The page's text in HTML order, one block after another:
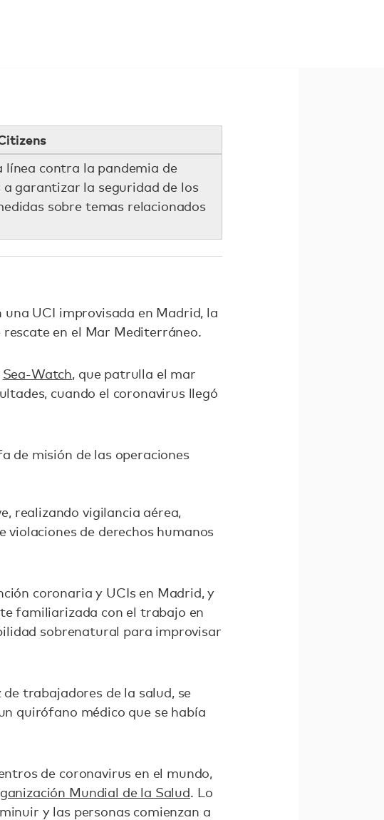
contra la pandemia de
a garantizar la seguridad de los
sobre temas relacionados
UCI improvisada en Madrid, la
en el Mar Mediterráneo.
Sea-Watch, que patrulla el mar
cuando el coronavirus llegó
de misión de las operaciones
realizando vigilancia aérea,
violaciones de derechos humanos
coronaria y UCIs en Madrid, y
familiarizada con el trabajo en
sobrenatural para improvisar
trabajadores de la salud, se
quirófano médico que se había
de coronavirus en el mundo,
Mundial de la Salud. Lo
y las personas comienzan a